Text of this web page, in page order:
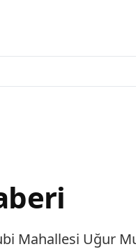
Mahallesi Uğur